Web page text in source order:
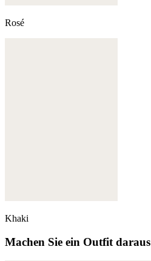
Rosé
Khaki
Machen Sie ein Outfit daraus